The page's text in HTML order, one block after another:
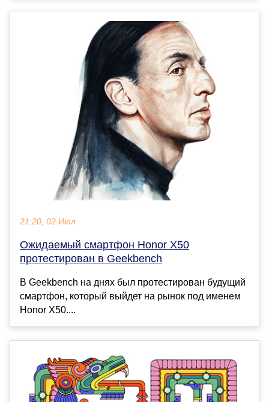
21:20, 02 Июл
Ожидаемый смартфон Honor X50
протестирован в Geekbench
В Geekbench на днях был протестирован будущий
смартфон, который выйдет на рынок под именем
Honor X50....